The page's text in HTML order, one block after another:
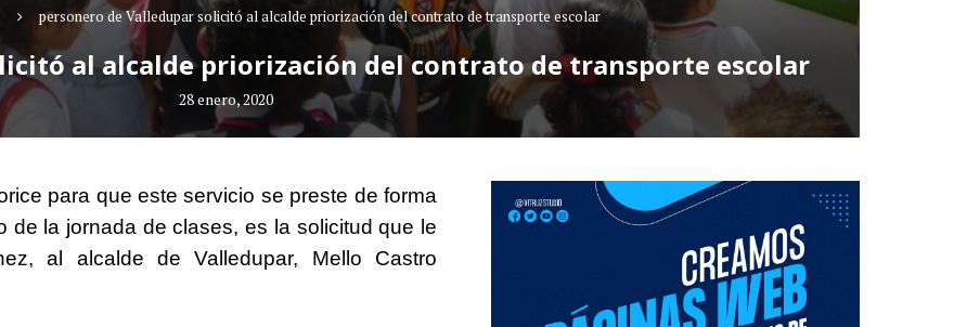
personero de Valledupar solicitó al alcalde priorización del contrato de transporte escolar
al alcalde priorización del contrato de transporte escolar
28 enero, 2020
para que este servicio se preste de forma
de la jornada de clases, es la solicitud que le
al alcalde de Valledupar, Mello Castro